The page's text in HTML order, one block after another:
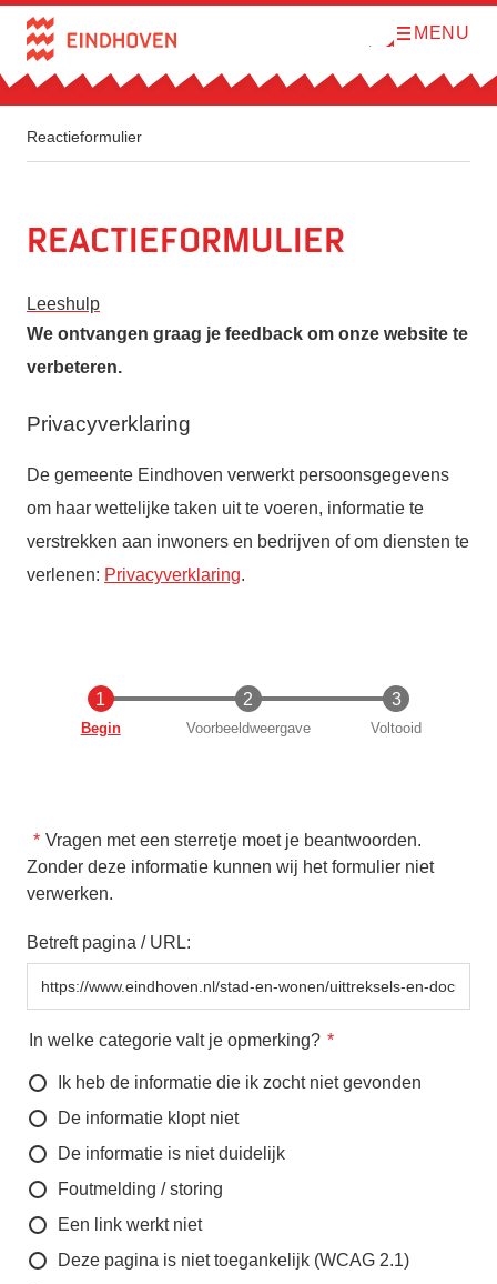
Direct naar de inhoud
O
n
m
MENU
Reactieformulier
Reactieformulier
Leeshulp
We ontvangen graag je feedback om onze website te
verbeteren.
Privacyverklaring
De gemeente Eindhoven verwerkt persoonsgegevens
om haar wettelijke taken uit te voeren, informatie te
verstrekken aan inwoners en bedrijven of om diensten te
verlenen: Privacyverklaring.
Huidige
Begin Voorbeeldweergave Voltooid
Vragen met een sterretje moet je beantwoorden.
Zonder deze informatie kunnen wij het formulier niet
verwerken.
Betreft pagina / URL:
In welke categorie valt je opmerking?
Ik heb de informatie die ik zocht niet gevonden
De informatie klopt niet
De informatie is niet duidelijk
Foutmelding / storing
Een link werkt niet
Deze pagina is niet toegankelijk (WCAG 2.1)